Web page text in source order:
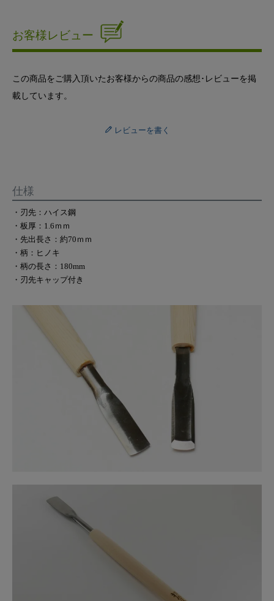
お客様レビュー
この商品をご購入頂いたお客様からの商品の感想･レビューを掲
載しています。
レビューを書く
仕様
・刃先：ハイス鋼
・板厚：1.6ｍｍ
・先出長さ：約70ｍｍ
・柄：ヒノキ
・柄の長さ：180mm
・刃先キャップ付き